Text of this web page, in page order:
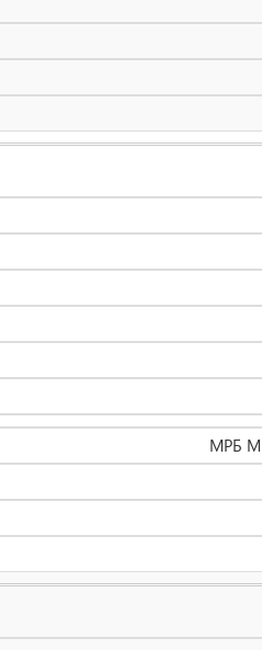
МРБ